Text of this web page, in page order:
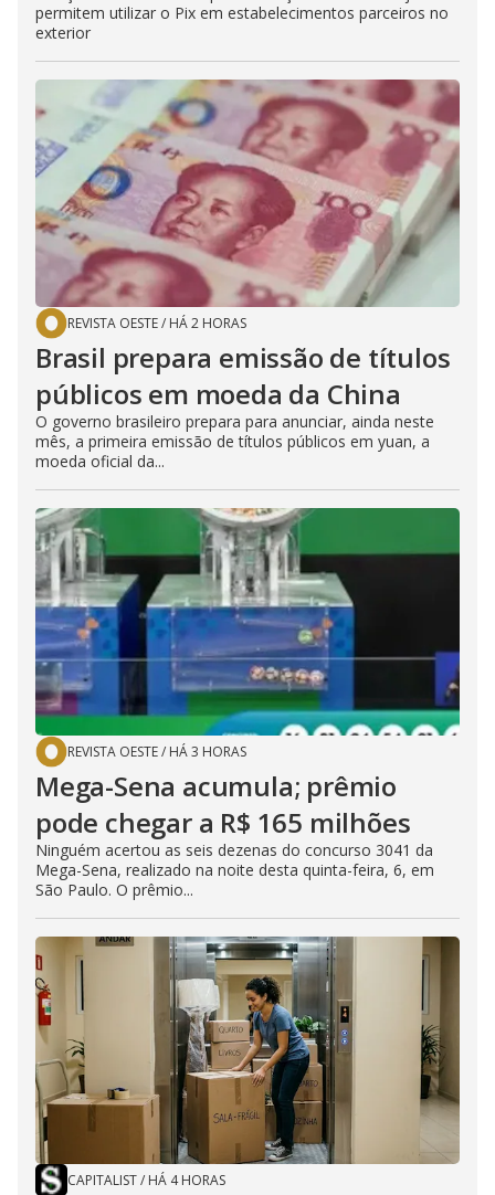
permitem utilizar o Pix em estabelecimentos parceiros no
exterior
REVISTA OESTE/ HÁ 2 HORAS
Brasil prepara emissão de títulos
públicos em moeda da China
O governo brasileiro prepara para anunciar, ainda neste
mês, a primeira emissão de títulos públicos em yuan, a
moeda oficial da...
REVISTA OESTE/ HÁ 3 HORAS
Mega-Sena acumula; prêmio
pode chegar a R$ 165 milhões
Ninguém acertou as seis dezenas do concurso 3041 da
Mega-Sena, realizado na noite desta quinta-feira, 6, em
São Paulo. O prêmio...
CAPITALIST/ HÁ 4 HORAS